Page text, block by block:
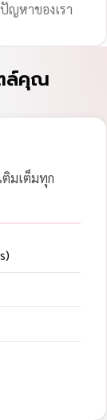
หาของเรา
ล์คุณ
มเต็มทุก